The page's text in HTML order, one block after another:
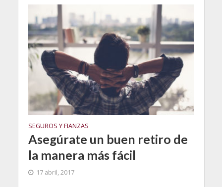
SEGUROS Y FIANZAS
Asegúrate un buen retiro de
la manera más fácil
17 abril, 2017